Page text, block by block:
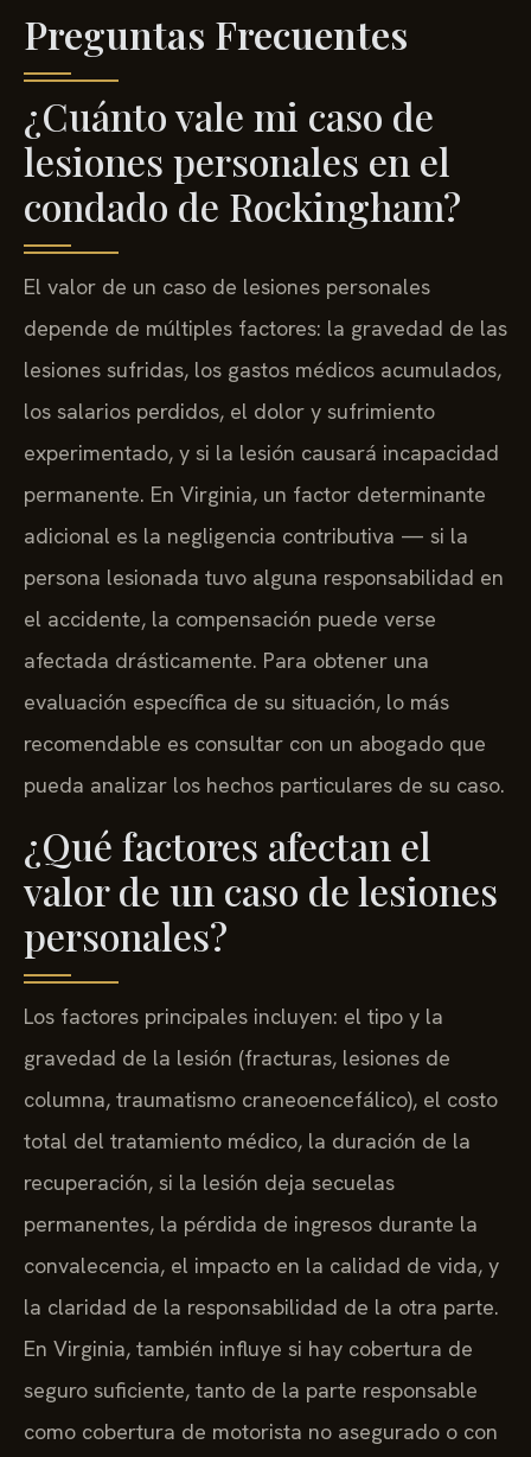
Preguntas Frecuentes
¿Cuánto vale mi caso de
lesiones personales en el
condado de Rockingham?
El valor de un caso de lesiones personales
depende de múltiples factores: la gravedad de las
lesiones sufridas, los gastos médicos acumulados,
los salarios perdidos, el dolor y sufrimiento
experimentado, y si la lesión causará incapacidad
permanente. En Virginia, un factor determinante
adicional es la negligencia contributiva — si la
persona lesionada tuvo alguna responsabilidad en
el accidente, la compensación puede verse
afectada drásticamente. Para obtener una
evaluación específica de su situación, lo más
recomendable es consultar con un abogado que
pueda analizar los hechos particulares de su caso.
¿Qué factores afectan el
valor de un caso de lesiones
personales?
Los factores principales incluyen: el tipo y la
gravedad de la lesión (fracturas, lesiones de
columna, traumatismo craneoencefálico), el costo
total del tratamiento médico, la duración de la
recuperación, si la lesión deja secuelas
permanentes, la pérdida de ingresos durante la
convalecencia, el impacto en la calidad de vida, y
la claridad de la responsabilidad de la otra parte.
En Virginia, también influye si hay cobertura de
seguro suficiente, tanto de la parte responsable
como cobertura de motorista no asegurado o con